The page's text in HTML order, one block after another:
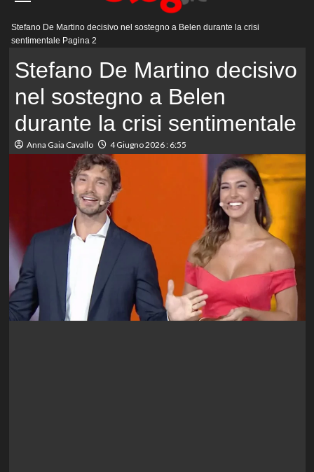
principale
Stefano De Martino decisivo nel sostegno a Belen durante la crisi
sentimentale Pagina 2
Stefano De Martino decisivo
nel sostegno a Belen
durante la crisi sentimentale
Anna Gaia Cavallo 4 Giugno 2026 : 6:55